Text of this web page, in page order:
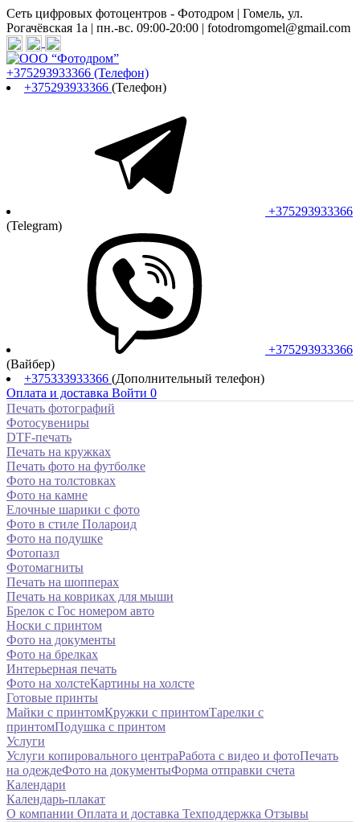
Сеть цифровых фотоцентров - Фотодром | Гомель, ул.
Рогачёвская 1а | пн.-вс. 09:00-20:00 | fotodromgomel@gmail.com
+375293933366 (Телефон)
+375293933366 (Телефон)
+375293933366
(Telegram)
+375293933366
(Вайбер)
+375333933366 (Дополнительный телефон)
Оплата и доставка Войти 0
Печать фотографий
Фотосувениры
DTF-печать
Печать на кружках
Печать фото на футболке
Фото на толстовках
Фото на камне
Елочные шарики с фото
Фото в стиле Полароид
Фото на подушке
Фотопазл
Фотомагниты
Печать на шопперах
Печать на ковриках для мыши
Брелок с Гос номером авто
Носки с принтом
Фото на документы
Фото на брелках
Интерьерная печать
Фото на холстеКартины на холсте
Готовые принты
Майки с принтомКружки с принтомТарелки с
принтомПодушка с принтом
Услуги
Услуги копировального центраРабота с видео и фотоПечать
на одеждеФото на документыФорма отправки счета
Календари
Календарь-плакат
О компании Оплата и доставка Техподдержка Отзывы